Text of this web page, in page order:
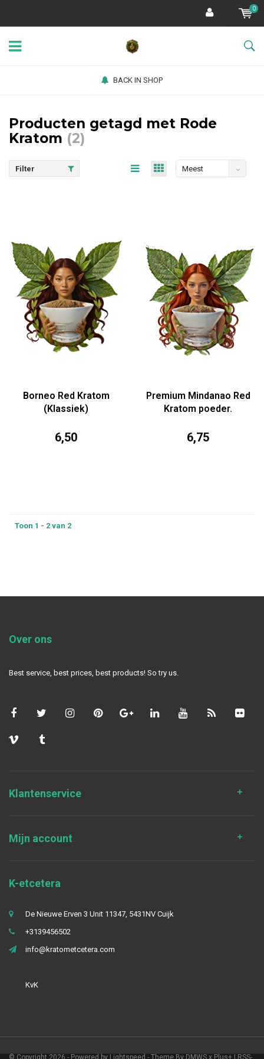
0
BACK IN SHOP
Producten getagd met Rode
Kratom (2)
Filter
Meest
Borneo Red Kratom
(Klassiek)
6,50
Premium Mindanao Red
Kratom poeder.
6,75
Toon 1 - 2 van 2
Over ons
Best service, best prices, best products! So try us.
Klantenservice
Mijn account
K-etcetera
De Nieuwe Erven 3 Unit 11347, 5431NV Cuijk
+3139456502
info@kratometcetera.com
KvK
© Copyright 2026 - Powered by Lightspeed - Theme By DMWS x Plus+ RSS-